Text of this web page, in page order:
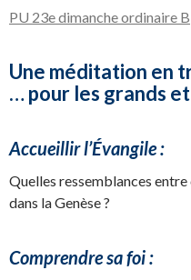
PU 23e dimanche ordinaire B
Une méditation en
… pour les grands
Accueillir l’Évangile :
Quelles ressemblances
dans la Genèse ?
Comprendre sa foi :